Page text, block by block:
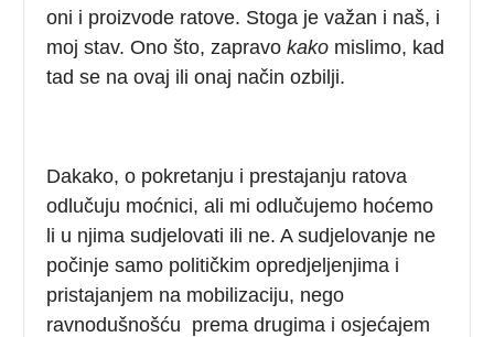
oni i proizvode ratove. Stoga je važan i naš, i
moj stav. Ono što, zapravokako mislimo, kad
tad se na ovaj ili onaj način ozbilji.
Dakako, o pokretanju i prestajanju ratova
odlučuju moćnici, ali mi odlučujemo hoćemo
li u njima sudjelovati ili ne. A sudjelovanje ne
počinje samo političkim opredjeljenjima i
pristajanjem na mobilizaciju, nego
ravnodušnošću prema drugima i osjećajem